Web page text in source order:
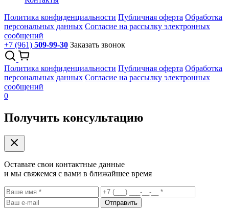
Политика конфиденциальности Публичная оферта Обработка
персональных данных Согласие на рассылку электронных
сообщений
+7 (961) 509-99-30 Заказать звонок
Политика конфиденциальности Публичная оферта Обработка
персональных данных Согласие на рассылку электронных
сообщений
0
Получить консультацию
Оставьте свои контактные данные
и мы свяжемся с вами в ближайшее время
Отправить